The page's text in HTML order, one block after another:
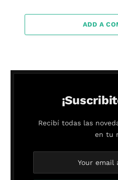
ADD A
Recibí todas las
en tu